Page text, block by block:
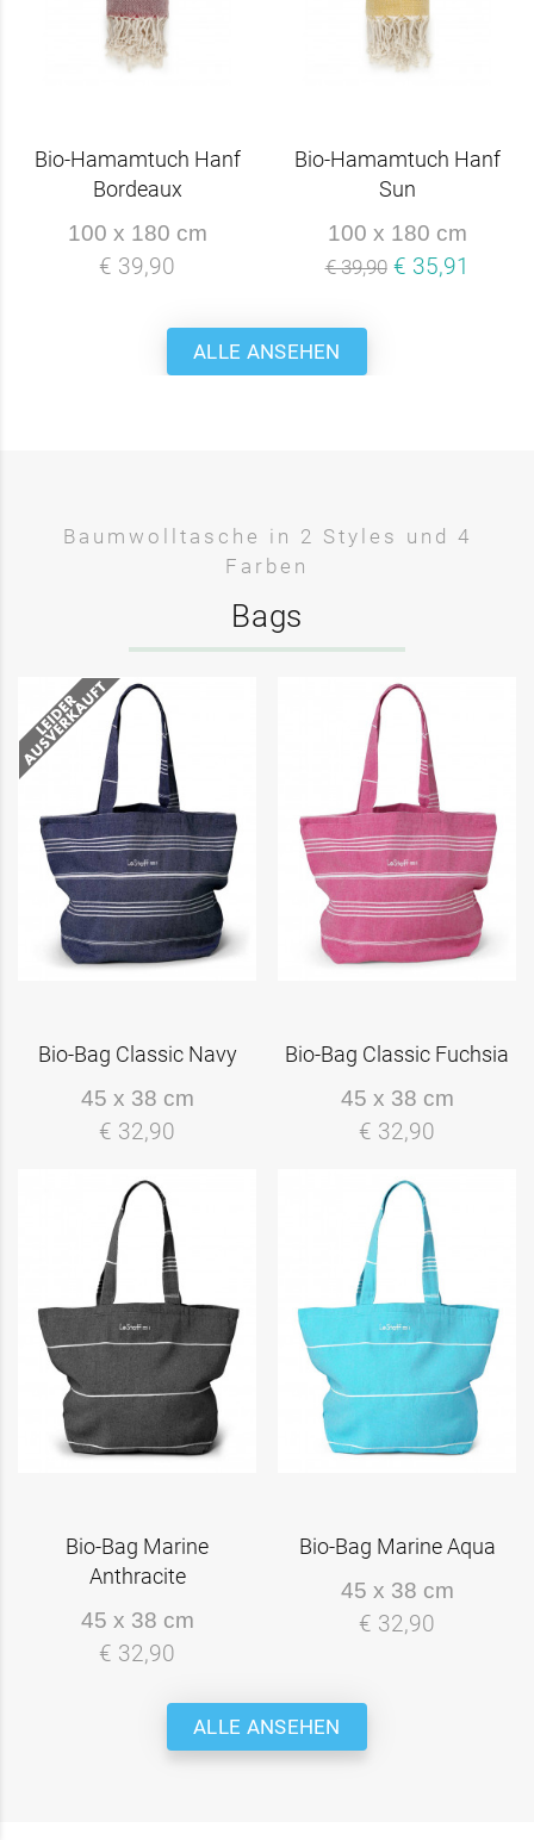
Bio-Hamamtuch Hanf
Bordeaux
100 x 180 cm
€ 39,90
Bio-Hamamtuch Hanf
Sun
100 x 180 cm
€ 39,90 € 35,91
ALLE ANSEHEN
Baumwolltasche in 2 Styles und 4
Farben
Bags
Bio-Bag Classic Navy
45 x 38 cm
€ 32,90
Bio-Bag Classic Fuchsia
45 x 38 cm
€ 32,90
Bio-Bag Marine
Anthracite
45 x 38 cm
€ 32,90
Bio-Bag Marine Aqua
45 x 38 cm
€ 32,90
ALLE ANSEHEN